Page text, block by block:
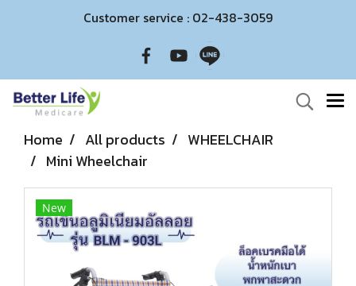
Customer service : 02-438-3059
Home All products
WHEELCHAIR
Mini Wheelchair
New